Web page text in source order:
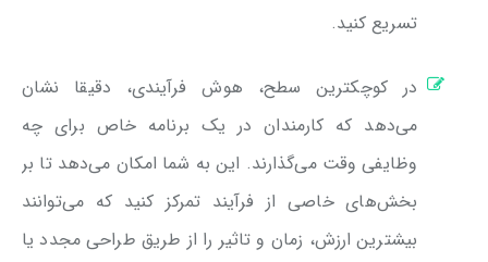
تسریع کنید.
در کوچکترین سطح، هوش فرآیندی، دقیقا نشان
می‌دهد که کارمندان در یک برنامه خاص برای چه
وظایفی وقت می‌گذارند. این به شما امکان می‌دهد تا بر
بخش‌های خاصی از فرآیند تمرکز کنید که می‌توانند
بیشترین ارزش، زمان و تاثیر را از طریق طراحی مجدد یا